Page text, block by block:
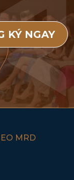
KÝ NGAY
MRD